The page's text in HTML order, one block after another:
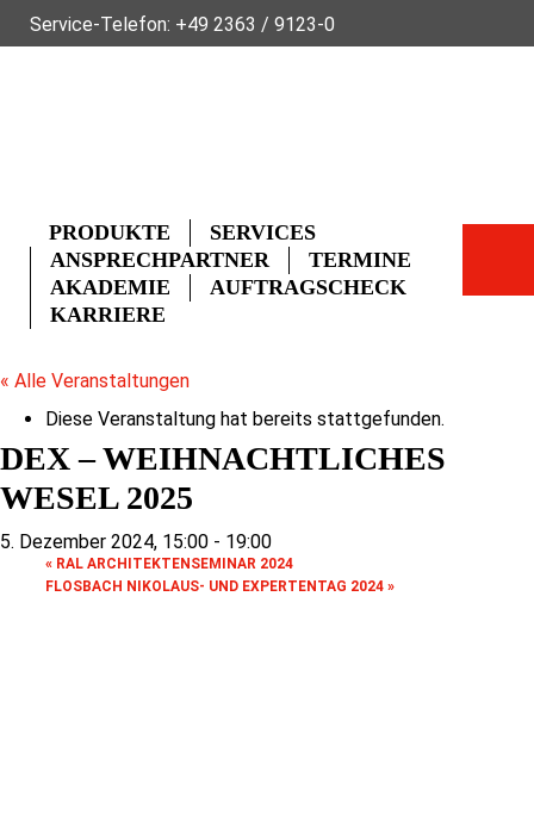
Service-Telefon: +49 2363 / 9123-0
PRODUKTE
SERVICES
ANSPRECHPARTNER
TERMINE
AKADEMIE
AUFTRAGSCHECK
KARRIERE
« Alle Veranstaltungen
Diese Veranstaltung hat bereits stattgefunden.
DEX – WEIHNACHTLICHES
WESEL 2025
5. Dezember 2024, 15:00 - 19:00
« RAL ARCHITEKTENSEMINAR 2024
FLOSBACH NIKOLAUS- UND EXPERTENTAG 2024 »